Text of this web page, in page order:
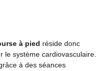
à pied réside donc
le système cardiovasculaire.
à des séances